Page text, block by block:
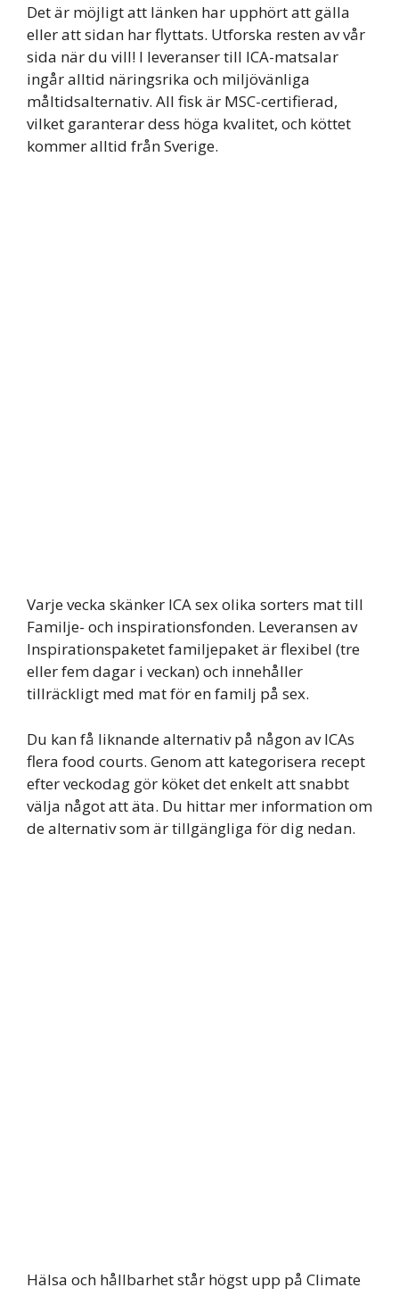
Det är möjligt att länken har upphört att gälla
eller att sidan har flyttats. Utforska resten av vår
sida när du vill! I leveranser till ICA-matsalar
ingår alltid näringsrika och miljövänliga
måltidsalternativ. All fisk är MSC-certifierad,
vilket garanterar dess höga kvalitet, och köttet
kommer alltid från Sverige.
Varje vecka skänker ICA sex olika sorters mat till
Familje- och inspirationsfonden. Leveransen av
Inspirationspaketet familjepaket är flexibel (tre
eller fem dagar i veckan) och innehåller
tillräckligt med mat för en familj på sex.
Du kan få liknande alternativ på någon av ICAs
flera food courts. Genom att kategorisera recept
efter veckodag gör köket det enkelt att snabbt
välja något att äta. Du hittar mer information om
de alternativ som är tillgängliga för dig nedan.
Hälsa och hållbarhet står högst upp på Climate